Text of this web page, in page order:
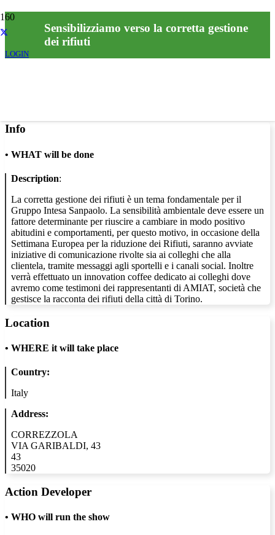
LOGIN
Sensibilizziamo verso la corretta gestione
dei rifiuti
Info
• WHAT will be done
Description:
La corretta gestione dei rifiuti è un tema fondamentale per il
Gruppo Intesa Sanpaolo. La sensibilità ambientale deve essere un
fattore determinante per riuscire a cambiare in modo positivo
abitudini e comportamenti, per questo motivo, in occasione della
Settimana Europea per la riduzione dei Rifiuti, saranno avviate
iniziative di comunicazione rivolte sia ai colleghi che alla
clientela, tramite messaggi agli sportelli e i canali social. Inoltre
verrà effettuato un innovation coffee dedicato ai colleghi dove
avremo come testimoni dei rappresentanti di AMIAT, società che
gestisce la racconta dei rifiuti della città di Torino.
Location
• WHERE it will take place
Country:
Italy
Address:
CORREZZOLA
VIA GARIBALDI, 43
43
35020
Action Developer
• WHO will run the show